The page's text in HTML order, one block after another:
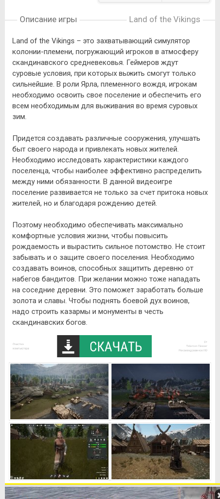
Описание игры Land of the Vikings
Land of the Vikings – это захватывающий симулятор
колонии-племени, погружающий игроков в атмосферу
скандинавского средневековья. Геймеров ждут
суровые условия, при которых выжить смогут только
сильнейшие. В роли Ярла, племенного вождя, игрокам
необходимо освоить свое поселение и обеспечить его
всем необходимым для выживания во время суровых
зим.
Придется создавать различные сооружения, улучшать
быт своего народа и привлекать новых жителей.
Необходимо исследовать характеристики каждого
поселенца, чтобы наиболее эффективно распределить
между ними обязанности. В данной видеоигре
поселение развивается не только за счет притока новых
жителей, но и благодаря рождению детей.
Поэтому необходимо обеспечивать максимально
комфортные условия жизни, чтобы повысить
рождаемость и вырастить сильное потомство. Не стоит
забывать и о защите своего поселения. Необходимо
создавать воинов, способных защитить деревню от
набегов бандитов. При желании можно тоже нападать
на соседние деревни. Это поможет заработать больше
золота и славы. Чтобы поднять боевой дух воинов,
надо строить казармы и монументы в честь
скандинавских богов.